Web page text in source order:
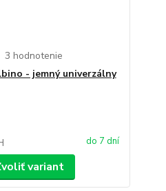
3 hodnotenie
- jemný univerzálny
do 7 dní
variant